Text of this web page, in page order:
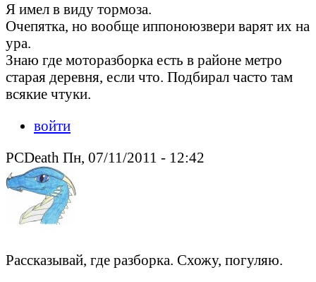
Я имел в виду тормоза.
Очепятка, но вообще иппоноюзвери варят их на
ура.
Знаю где моторазборка есть в районе метро
старая деревня, если что. Подбирал часто там
всякие чтуки.
войти
PCDeath Пн, 07/11/2011 - 12:42
Рассказывай, где разборка. Схожу, погуляю.